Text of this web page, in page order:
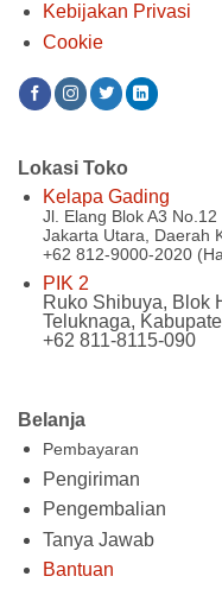
Kebijakan Privasi
Cookie
Belanja
Pembayaran
Pengiriman
Pengembalian
Tanya Jawab
Bantuan
Lokasi Toko
Kelapa Gading
Jl. Elang Blok A3 No.12
Jakarta Utara, Daerah
+62 812-9000-2020
PIK 2
Ruko Shibuya, Blok
Teluknaga,
+62 811-8115-090